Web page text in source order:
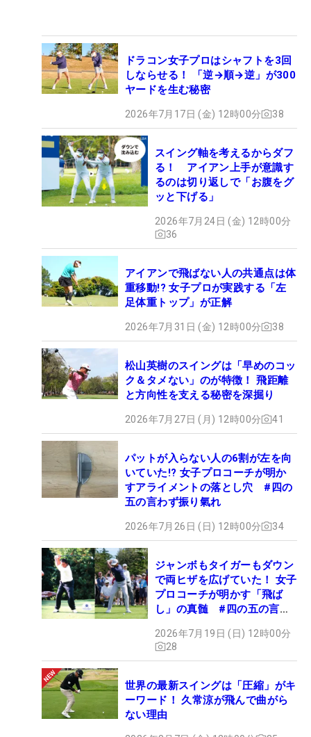
ドラコン女子プロはシャフトを3回
しならせる！ 「逆→順→逆」が300
ヤードを生む秘密
2026年7月17日 (金) 12時00分 38
スイング軸を考えるからダフ
る！ アイアン上手が意識す
るのは切り返しで「お腹をグ
ッと下げる」
2026年7月24日 (金) 12時00分
36
アイアンで飛ばない人の共通点は体
重移動!? 女子プロが実践する「左
足体重トップ」が正解
2026年7月31日 (金) 12時00分 38
松山英樹のスイングは「早めのコッ
ク＆タメない」のが特徴！ 飛距離
と方向性を支える秘密を深掘り
2026年7月27日 (月) 12時00分 41
パットが入らない人の6割が左を向
いていた!? 女子プロコーチが明か
すアライメントの落とし穴 #四の
五の言わず振り氣れ
2026年7月26日 (日) 12時00分 34
ジャンボもタイガーもダウン
で両ヒザを広げていた！ 女子
プロコーチが明かす「飛ば
し」の真髄 #四の五の言わ
2026年7月19日 (日) 12時00分
28
世界の最新スイングは「圧縮」がキ
ーワード！ 久常涼が飛んで曲がら
ない理由